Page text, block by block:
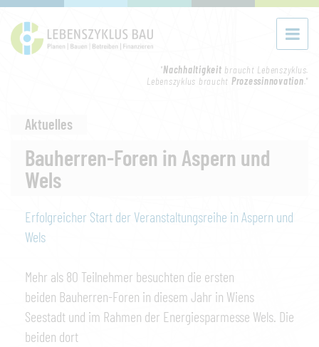
"Nachhaltigkeit braucht Lebenszyklus.
Lebenszyklus braucht Prozessinnovation."
Aktuelles
Bauherren-Foren in Aspern und
Wels
Erfolgreicher Start der Veranstaltungsreihe in Aspern und
Wels
Mehr als 80 Teilnehmer besuchten die ersten
beiden Bauherren-Foren in diesem Jahr in Wiens
Seestadt und im Rahmen der Energiesparmesse Wels. Die
beiden dort